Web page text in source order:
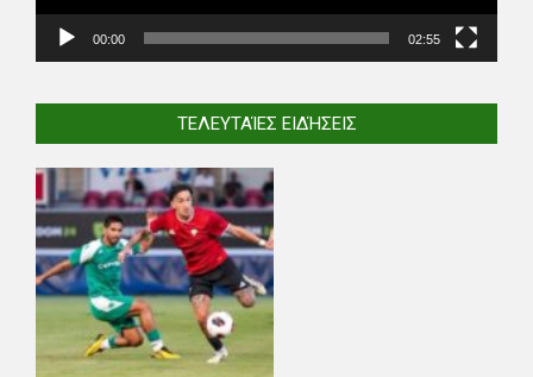
00:00 02:55
ΤΕΛΕΥΤΑΊΕΣ ΕΙΔΉΣΕΙΣ